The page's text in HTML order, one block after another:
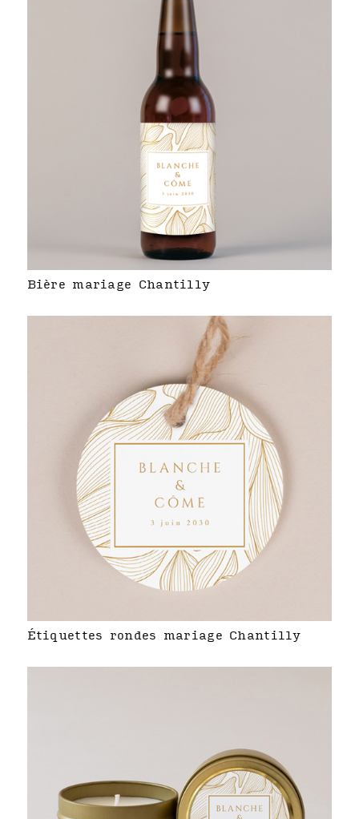
Bière mariage Chantilly
Étiquettes rondes mariage Chantilly